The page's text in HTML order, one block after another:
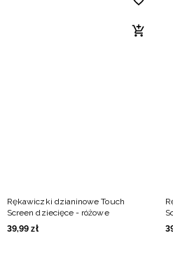
Rękawiczki dzianinowe Touch
Screen dziecięce - różowe
39,99 zł